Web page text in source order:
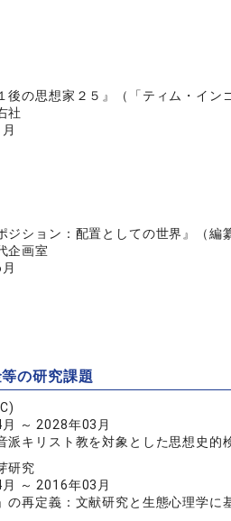
後の思想家２５』（「ティム・イ
社
ジション：配置としての世界』（編
企画室
の研究課題
～ 2028年03月
派キリスト教を対象とした思想史的
研究
～ 2016年03月
の再定義：文献研究と生態心理学